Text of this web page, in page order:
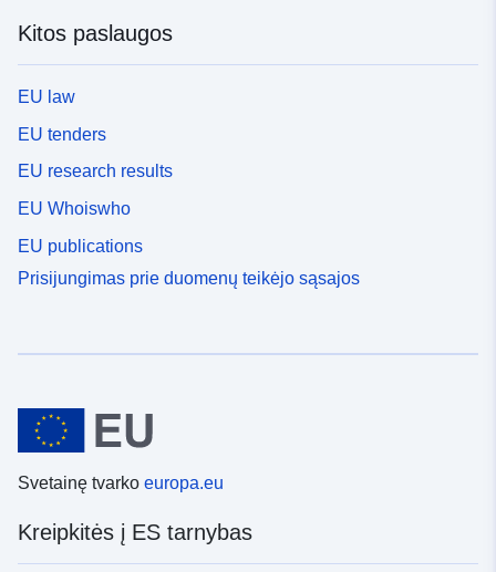
Kitos paslaugos
EU law
EU tenders
EU research results
EU Whoiswho
EU publications
Prisijungimas prie duomenų teikėjo sąsajos
Svetainę tvarko europa.eu
Kreipkitės į ES tarnybas